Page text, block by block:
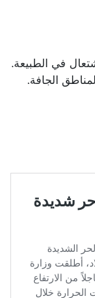
في الطبيعة.
الجافة.